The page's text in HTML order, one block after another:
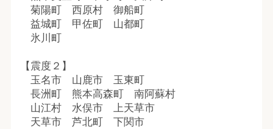
菊陽町 西原村 御船町
益城町 甲佐町 山都町
氷川町
【震度２】
玉名市 山鹿市 玉東町
長洲町 熊本高森町 南阿蘇村
山江村 水俣市 上天草市
天草市 芦北町 下関市